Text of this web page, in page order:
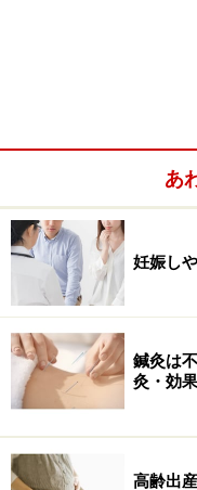
不妊の原因は様々で
に効くツボを教えて
妊は症状でもなく、
原因によって起こる
況に合わせたツボや
がら「鍼灸が不妊に
は不妊に効果的では
っかりと把握し、そ
あ
妊娠し
鍼灸は
灸・効果
高齢出